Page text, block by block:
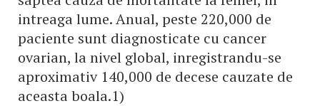
intreaga lume. Anual, peste 220,000 de
paciente sunt diagnosticate cu cancer
ovarian, la nivel global, inregistrandu-se
aproximativ 140,000 de decese cauzate de
aceasta boala.1)